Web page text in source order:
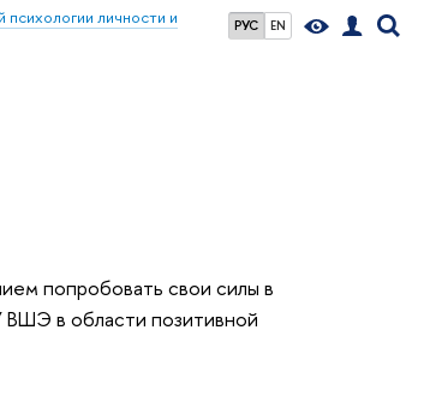
РУС EN
личности и
попробовать свои силы в
ВШЭ в области позитивной